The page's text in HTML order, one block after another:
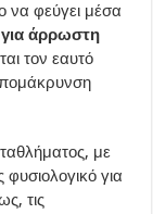
να φεύγει μέσα
για άρρωστη
τον εαυτό
με
για
τις